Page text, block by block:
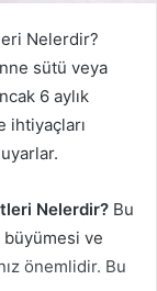
Nelerdir?
sütü veya
6 aylık
ihtiyaçları
Nelerdir? Bu
büyümesi ve
önemlidir. Bu